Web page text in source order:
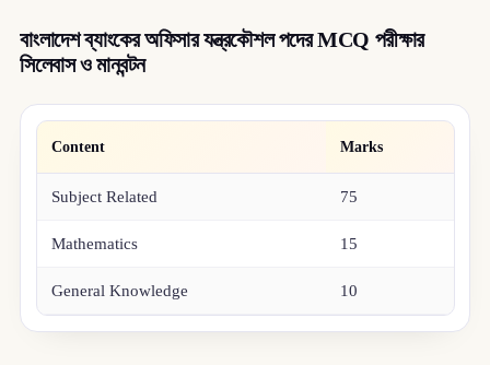
বাংলাদেশ ব্যাংকের অফিসার যন্ত্রকৌশল পদের MCQ পরীক্ষার
সিলেবাস ও মানবন্টন
Content Marks
Subject Related 75
Mathematics 15
General Knowledge 10